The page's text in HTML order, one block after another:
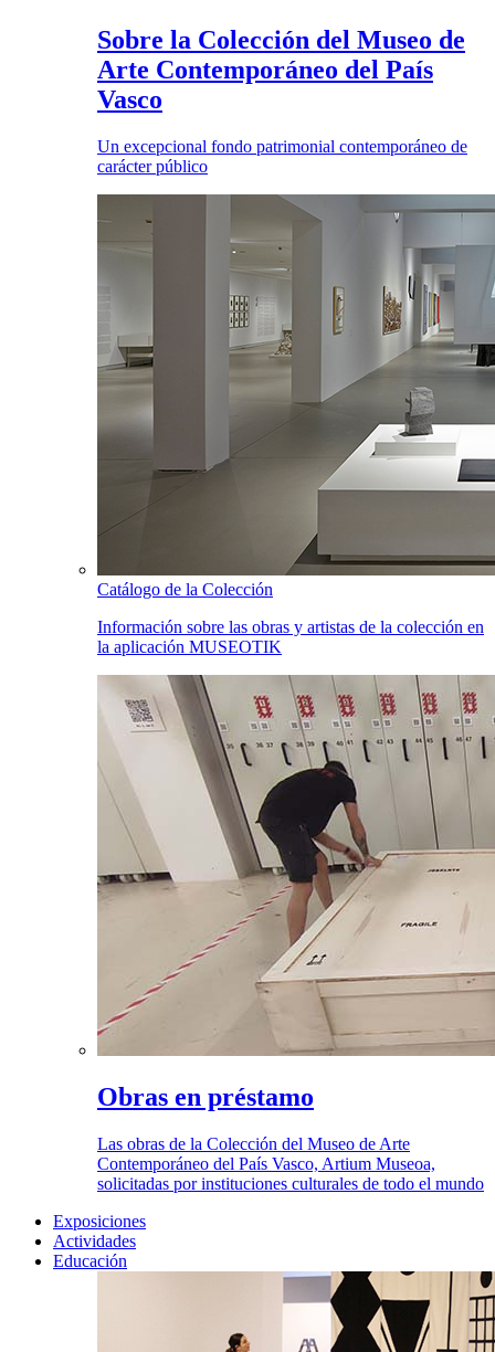
Sobre la Colección del Museo de
Arte Contemporáneo del País
Vasco
Un excepcional fondo patrimonial contemporáneo de
carácter público
Catálogo de la Colección
Información sobre las obras y artistas de la colección en
la aplicación MUSEOTIK
Obras en préstamo
Las obras de la Colección del Museo de Arte
Contemporáneo del País Vasco, Artium Museoa,
solicitadas por instituciones culturales de todo el mundo
Exposiciones
Actividades
Educación